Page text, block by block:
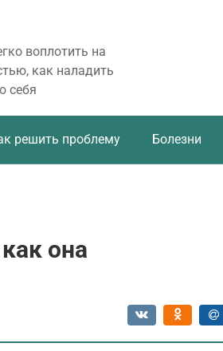
воплотить на
как наладить
себя
решить проблему Болезни
она